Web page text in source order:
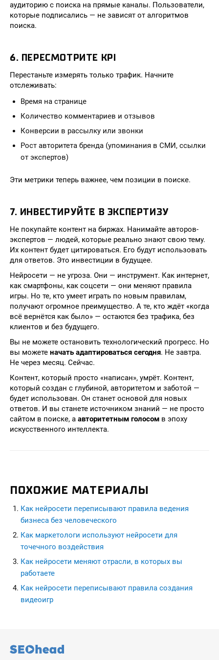
аудиторию с поиска на прямые каналы. Пользователи,
которые подписались — не зависят от алгоритмов
поиска.
6. ПЕРЕСМОТРИТЕ KPI
Перестаньте измерять только трафик. Начните
отслеживать:
Время на странице
Количество комментариев и отзывов
Конверсии в рассылку или звонки
Рост авторитета бренда (упоминания в СМИ, ссылки
от экспертов)
Эти метрики теперь важнее, чем позиции в поиске.
7. ИНВЕСТИРУЙТЕ В ЭКСПЕРТИЗУ
Не покупайте контент на биржах. Нанимайте авторов-
экспертов — людей, которые реально знают свою тему.
Их контент будет цитироваться. Его будут использовать
для ответов. Это инвестиции в будущее.
Нейросети — не угроза. Они — инструмент. Как интернет,
как смартфоны, как соцсети — они меняют правила
игры. Но те, кто умеет играть по новым правилам,
получают огромное преимущество. А те, кто ждёт «когда
всё вернётся как было» — остаются без трафика, без
клиентов и без будущего.
Вы не можете остановить технологический прогресс. Но
вы можете начать адаптироваться сегодня. Не завтра.
Не через месяц. Сейчас.
Контент, который просто «написан», умрёт. Контент,
который создан с глубиной, авторитетом и заботой —
будет использован. Он станет основой для новых
ответов. И вы станете источником знаний — не просто
сайтом в поиске, а авторитетным голосом в эпоху
искусственного интеллекта.
ПОХОЖИЕ МАТЕРИАЛЫ
Как нейросети переписывают правила ведения
бизнеса без человеческого
Как маркетологи используют нейросети для
точечного воздействия
Как нейросети меняют отрасли, в которых вы
работаете
Как нейросети переписывают правила создания
видеоигр